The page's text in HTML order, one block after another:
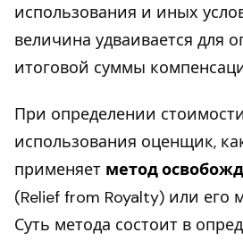
использования и иных
величина удваивается для
итоговой суммы
При определении
использования оценщик,
применяет метод
(Relief from Royalty) или его
Суть метода состоит в